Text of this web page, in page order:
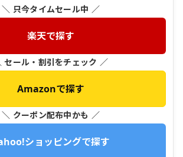
＼ 只今タイムセール中 ／
楽天で探す
セール・割引をチェック ／
Amazonで探す
＼ クーポン配布中かも ／
ショッピングで探す